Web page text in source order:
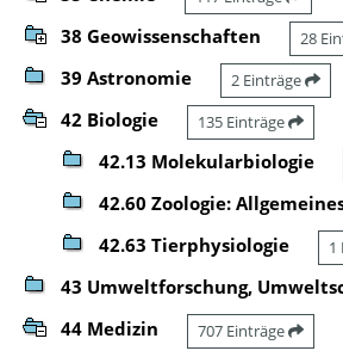
38 Geowissenschaften 28
39 Astronomie 2 Einträge
42 Biologie 135 Einträge
42.13 Molekularbiologie
42.60 Zoologie:
42.63 Tierphysiologie 1
43 Umweltforschung,
44 Medizin 707 Einträge